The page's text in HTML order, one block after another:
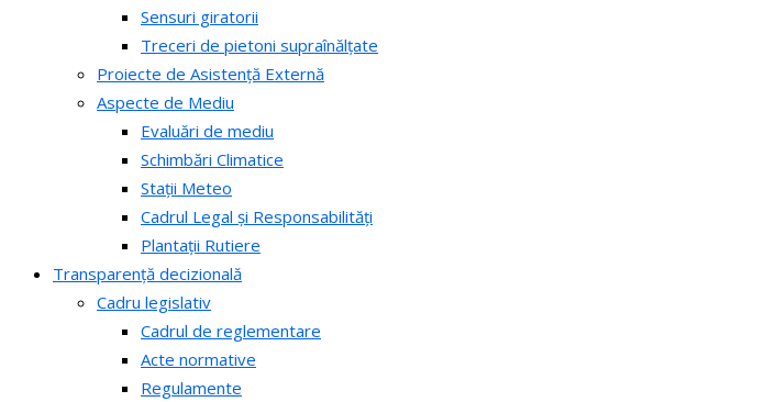
Sensuri giratorii
Treceri de pietoni supraînălțate
Proiecte de Asistență Externă
Aspecte de Mediu
Evaluări de mediu
Schimbări Climatice
Stații Meteo
Cadrul Legal și Responsabilități
Plantații Rutiere
Transparență decizională
Cadru legislativ
Cadrul de reglementare
Acte normative
Regulamente